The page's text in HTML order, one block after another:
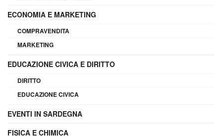
ECONOMIA E MARKETING
COMPRAVENDITA
MARKETING
EDUCAZIONE CIVICA E DIRITTO
DIRITTO
EDUCAZIONE CIVICA
EVENTI IN SARDEGNA
FISICA E CHIMICA